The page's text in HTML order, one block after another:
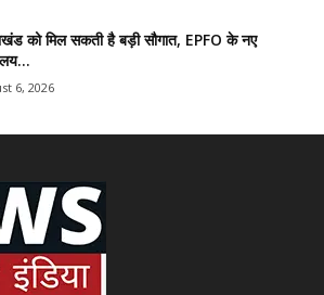
को मिल सकती है बड़ी सौगात, EPFO के नए
6, 2026